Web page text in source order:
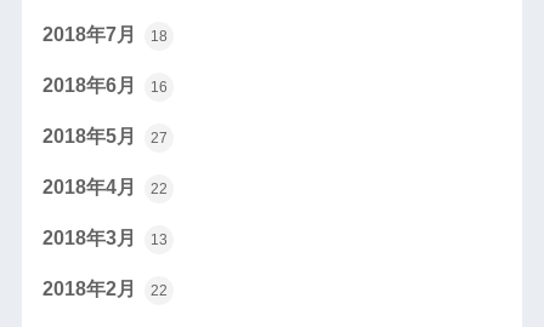
2018年7月 18
2018年6月 16
2018年5月 27
2018年4月 22
2018年3月 13
2018年2月 22